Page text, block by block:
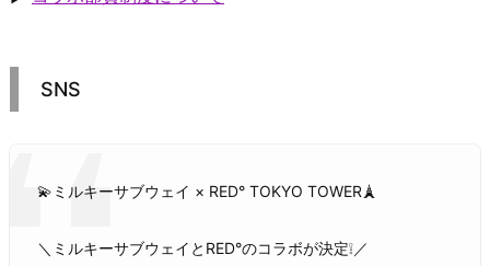
SNS
💫ミルキーサブウェイ × RED° TOKYO TOWER🗼
＼ミルキーサブウェイとRED°のコラボが決定❕／